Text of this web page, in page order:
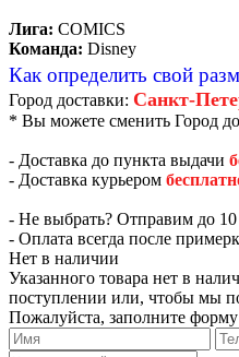
Лига: COMICS
Команда: Disney
Как определить свой
Город доставки: Санкт-
* Вы можете сменить Город
- Доставка до пункта выдачи
- Доставка курьером
- Не выбрать? Отправим до 10
- Оплата всегда после
Нет в наличии
Указанного товара нет в
поступлении или, чтобы мы
Пожалуйста, заполните